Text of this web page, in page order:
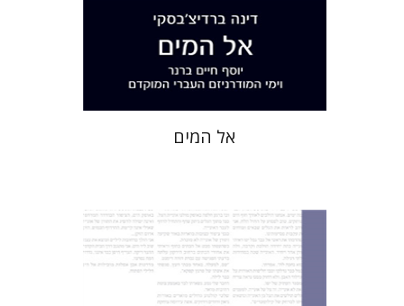
הנחת אתר ספר מודפס
$31
$28
אל המים
שחר פינסקר